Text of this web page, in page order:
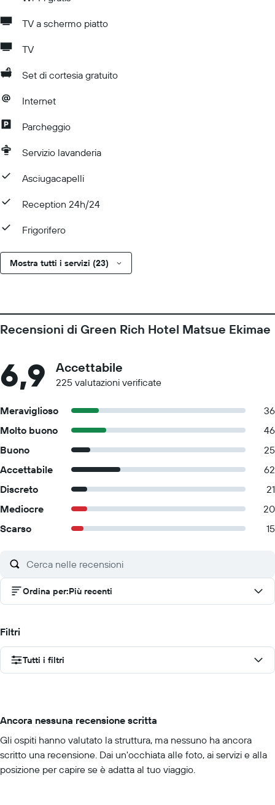
TV a schermo piatto
TV
Set di cortesia gratuito
Internet
Parcheggio
Servizio lavanderia
Asciugacapelli
Reception 24h/24
Frigorifero
Mostra tutti i servizi (23)
Recensioni di Green Rich Hotel Matsue Ekimae
6,9 Accettabile
225 valutazioni verificate
Meraviglioso
36
Molto buono
46
Buono
25
Accettabile
62
Discreto
21
Mediocre
20
Scarso
15
Ordina per:Più recenti
Filtri
Tutti i filtri
Ancora nessuna recensione scritta
Gli ospiti hanno valutato la struttura, ma nessuno ha ancora
scritto una recensione. Dai un'occhiata alle foto, ai servizi e alla
posizione per capire se è adatta al tuo viaggio.